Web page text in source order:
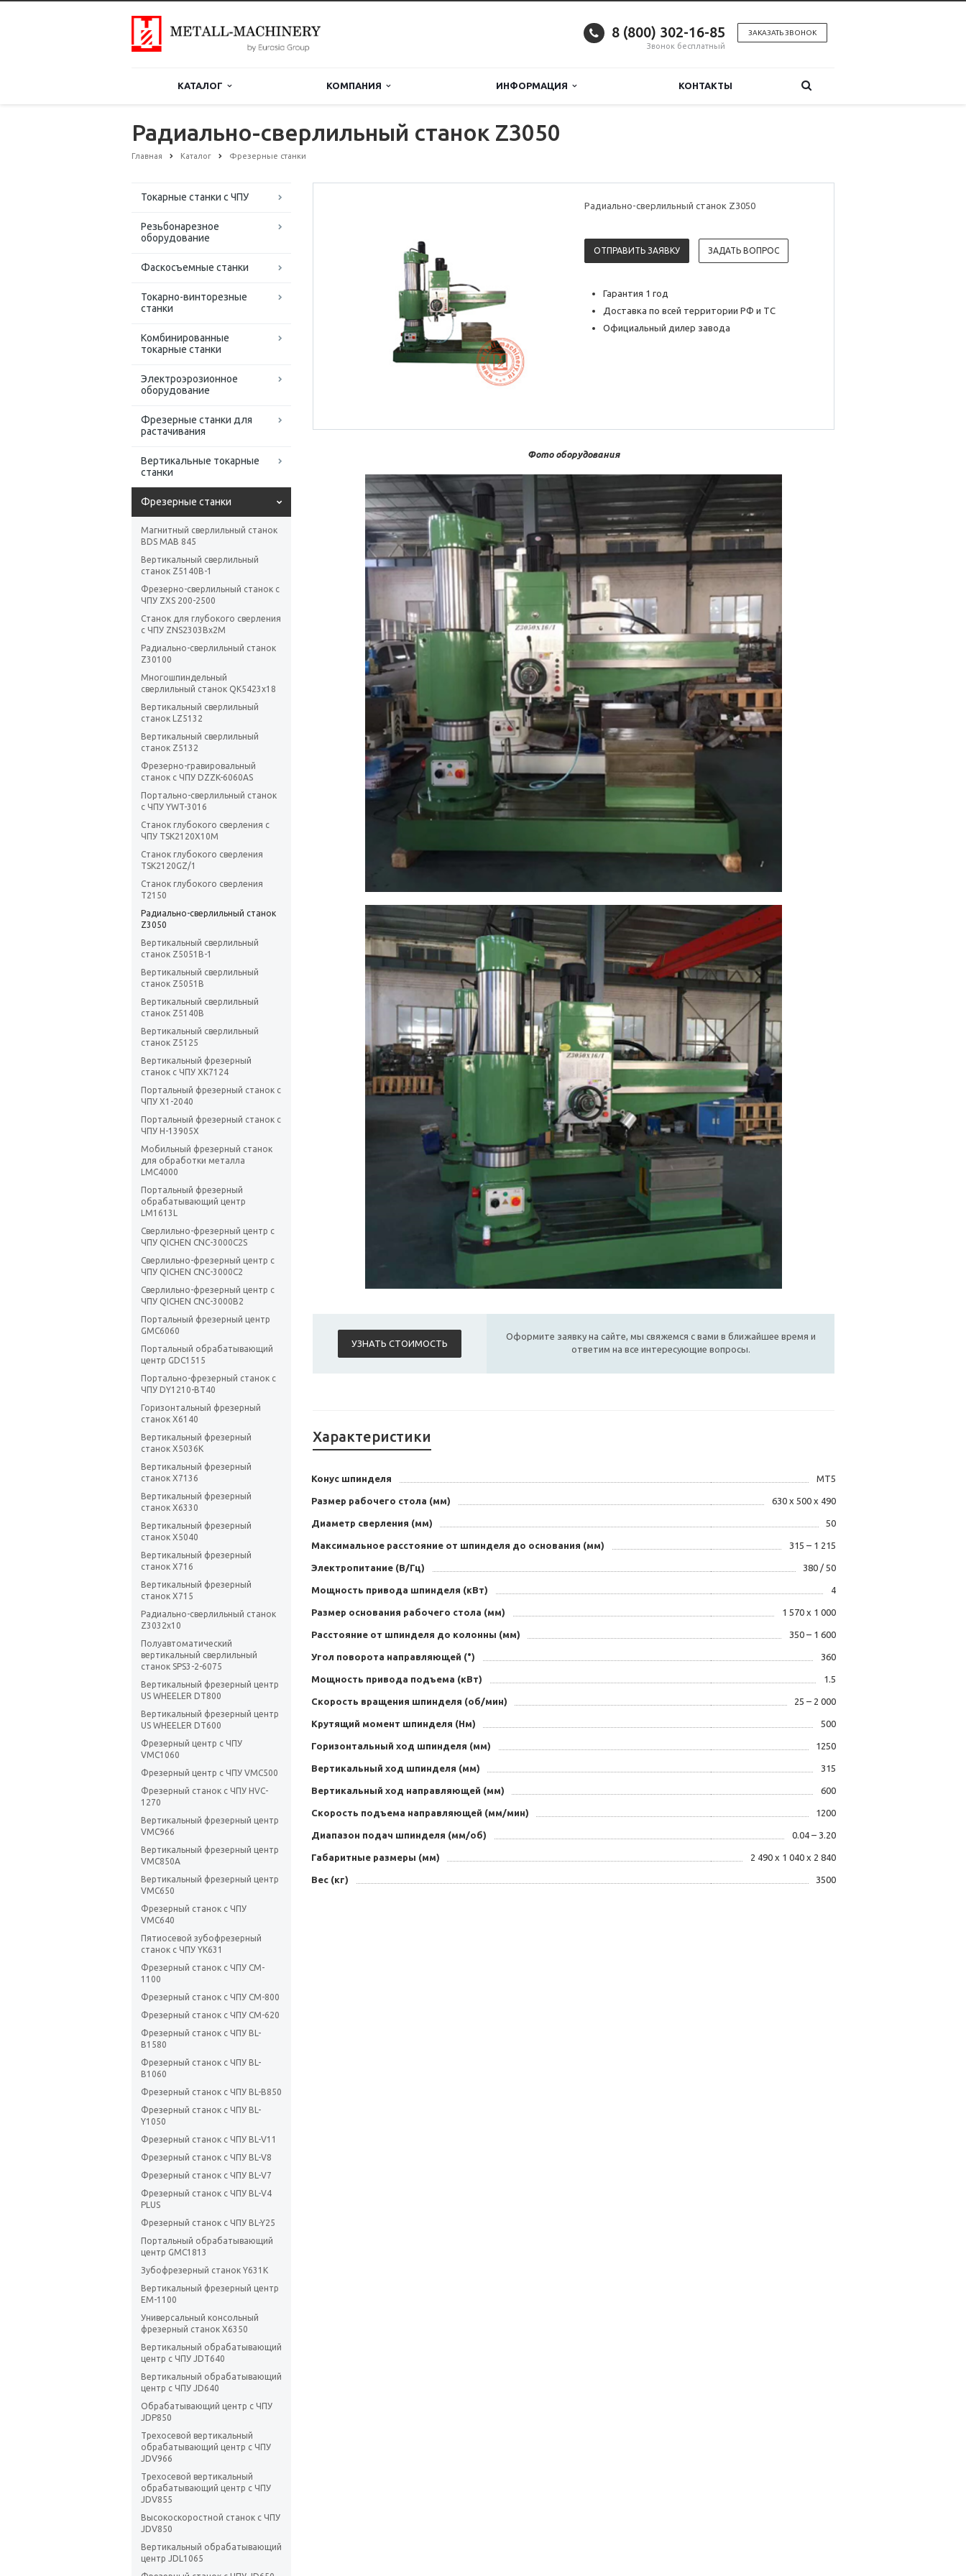
ЗАКАЗАТЬ ЗВОНОК
8 (800) 302-16-85
Звонок бесплатный
КАТАЛОГ КОМПАНИЯ ИНФОРМАЦИЯ КОНТАКТЫ
Радиально-сверлильный станок Z3050
Главная Каталог Фрезерные станки
Токарные станки с ЧПУ
Резьбонарезное
оборудование
Фаскосъемные станки
Токарно-винторезные
станки
Комбинированные
токарные станки
Электроэрозионное
оборудование
Фрезерные станки для
растачивания
Вертикальные токарные
станки
Фрезерные станки
Магнитный сверлильный станок
BDS MAB 845
Вертикальный сверлильный
станок Z5140B-1
Фрезерно-сверлильный станок с
ЧПУ ZXS 200-2500
Станок для глубокого сверления
с ЧПУ ZNS2303Bx2M
Радиально-сверлильный станок
Z30100
Многошпиндельный
сверлильный станок QK5423х18
Вертикальный сверлильный
станок LZ5132
Вертикальный сверлильный
станок Z5132
Фрезерно-гравировальный
станок с ЧПУ DZZK-6060AS
Портально-сверлильный станок
с ЧПУ YWT-3016
Станок глубокого сверления с
ЧПУ TSK2120X10M
Станок глубокого сверления
TSK2120GZ/1
Станок глубокого сверления
T2150
Радиально-сверлильный станок
Z3050
Вертикальный сверлильный
станок Z5051B-1
Вертикальный сверлильный
станок Z5051B
Вертикальный сверлильный
станок Z5140B
Вертикальный сверлильный
станок Z5125
Вертикальный фрезерный
станок с ЧПУ XK7124
Портальный фрезерный станок с
ЧПУ X1-2040
Портальный фрезерный станок с
ЧПУ H-13905X
Мобильный фрезерный станок
для обработки металла
LMC4000
Портальный фрезерный
обрабатывающий центр
LM1613L
Сверлильно-фрезерный центр с
ЧПУ QICHEN CNC-3000C2S
Сверлильно-фрезерный центр с
ЧПУ QICHEN CNC-3000C2
Сверлильно-фрезерный центр с
ЧПУ QICHEN CNC-3000B2
Портальный фрезерный центр
GMC6060
Портальный обрабатывающий
центр GDC1515
Портально-фрезерный станок с
ЧПУ DY1210-BT40
Горизонтальный фрезерный
станок X6140
Вертикальный фрезерный
станок Х5036K
Вертикальный фрезерный
станок X7136
Вертикальный фрезерный
станок X6330
Вертикальный фрезерный
станок X5040
Вертикальный фрезерный
станок X716
Вертикальный фрезерный
станок X715
Радиально-сверлильный станок
Z3032х10
Полуавтоматический
вертикальный сверлильный
станок SPS3-2-6075
Вертикальный фрезерный центр
US WHEELER DT800
Вертикальный фрезерный центр
US WHEELER DT600
Фрезерный центр с ЧПУ
VMC1060
Фрезерный центр с ЧПУ VMC500
Фрезерный станок с ЧПУ HVC-
1270
Вертикальный фрезерный центр
VMC966
Вертикальный фрезерный центр
VMC850A
Вертикальный фрезерный центр
VMC650
Фрезерный станок с ЧПУ
VMC640
Пятиосевой зубофрезерный
станок с ЧПУ YK631
Фрезерный станок с ЧПУ CM-
1100
Фрезерный станок с ЧПУ CM-800
Фрезерный станок с ЧПУ CM-620
Фрезерный станок с ЧПУ BL-
B1580
Фрезерный станок с ЧПУ BL-
B1060
Фрезерный станок с ЧПУ BL-B850
Фрезерный станок с ЧПУ BL-
Y1050
Фрезерный станок с ЧПУ BL-V11
Фрезерный станок с ЧПУ BL-V8
Фрезерный станок с ЧПУ BL-V7
Фрезерный станок с ЧПУ BL-V4
PLUS
Фрезерный станок с ЧПУ BL-Y25
Портальный обрабатывающий
центр GMC1813
Зубофрезерный станок Y631K
Вертикальный фрезерный центр
EM-1100
Универсальный консольный
фрезерный станок X6350
Вертикальный обрабатывающий
центр с ЧПУ JDT640
Вертикальный обрабатывающий
центр с ЧПУ JD640
Обрабатывающий центр с ЧПУ
JDP850
Трехосевой вертикальный
обрабатывающий центр с ЧПУ
JDV966
Трехосевой вертикальный
обрабатывающий центр с ЧПУ
JDV855
Высокоскоростной станок с ЧПУ
JDV850
Вертикальный обрабатывающий
центр JDL1065
Радиально-сверлильный станок Z3050
ОТПРАВИТЬ ЗАЯВКУ ЗАДАТЬ ВОПРОС
Гарантия 1 год
Доставка по всей территории РФ и ТС
Официальный дилер завода
Фото оборудования
УЗНАТЬ СТОИМОСТЬ
Оформите заявку на сайте, мы свяжемся с вами в ближайшее время и
ответим на все интересующие вопросы.
Характеристики
Конус шпинделя MT5
Размер рабочего стола (мм) 630 х 500 х 490
Диаметр сверления (мм) 50
Максимальное расстояние от шпинделя до основания (мм) 315 – 1 215
Электропитание (В/Гц) 380 / 50
Мощность привода шпинделя (кВт) 4
Размер основания рабочего стола (мм) 1 570 х 1 000
Расстояние от шпинделя до колонны (мм) 350 – 1 600
Угол поворота направляющей (°) 360
Мощность привода подъема (кВт) 1.5
Скорость вращения шпинделя (об/мин) 25 – 2 000
Крутящий момент шпинделя (Нм) 500
Горизонтальный ход шпинделя (мм) 1250
Вертикальный ход шпинделя (мм) 315
Вертикальный ход направляющей (мм) 600
Скорость подъема направляющей (мм/мин) 1200
Диапазон подач шпинделя (мм/об) 0.04 – 3.20
Габаритные размеры (мм) 2 490 х 1 040 х 2 840
Вес (кг) 3500